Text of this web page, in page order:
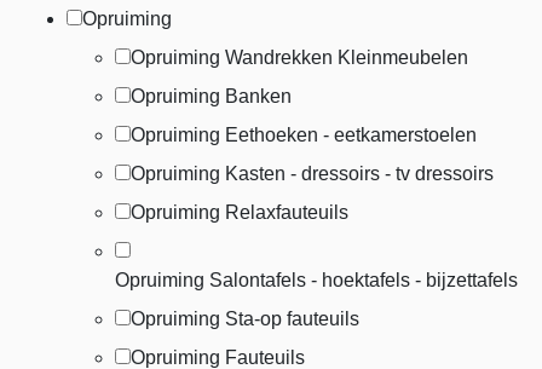
Opruiming
Opruiming Wandrekken Kleinmeubelen
Opruiming Banken
Opruiming Eethoeken - eetkamerstoelen
Opruiming Kasten - dressoirs - tv dressoirs
Opruiming Relaxfauteuils
Opruiming Salontafels - hoektafels - bijzettafels
Opruiming Sta-op fauteuils
Opruiming Fauteuils